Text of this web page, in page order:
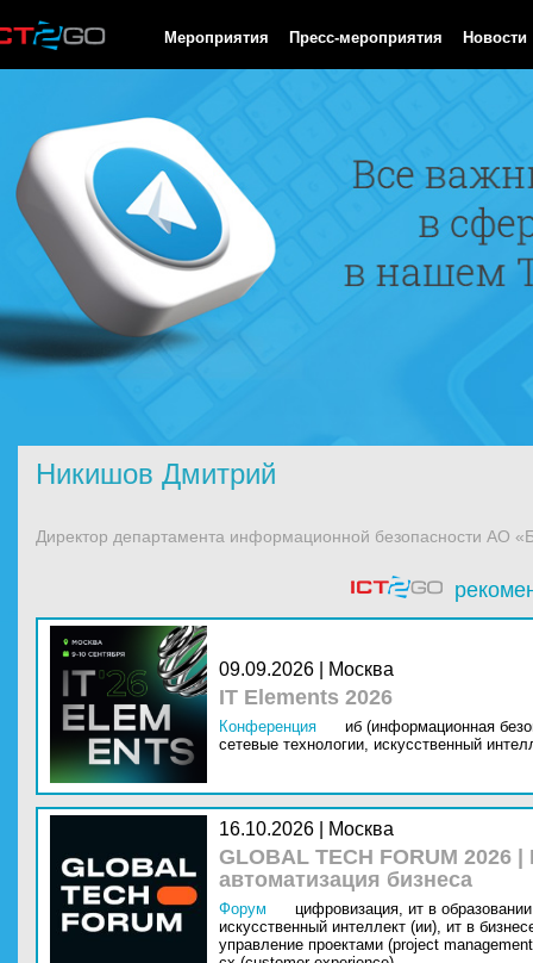
Мероприятия Пресс-мероприятия Новости
Никишов Дмитрий
Директор департамента информационной безопасности АО
09.09.2026 | Москва
IT Elements 2026
Конференция
иб (информационная
сетевые технологии, искусственный
16.10.2026 | Москва
GLOBAL TECH FORUM
автоматизация бизнеса
Форум цифровизация, ит в
искусственный интеллект (ии), ит в
управление проектами (project